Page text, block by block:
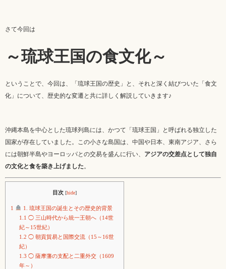
さて今回は
～琉球王国の食文化～
ということで、今回は、「琉球王国の歴史」と、それと深く結びついた「食文
化」について、歴史的な変遷と共に詳しく解説していきます♪
沖縄本島を中心とした琉球列島には、かつて「琉球王国」と呼ばれる独立した
国家が存在していました。この小さな島国は、中国や日本、東南アジア、さら
には朝鮮半島やヨーロッパとの交易を盛んに行い、 アジアの交差点として独自
の文化と食を築き上げました。
目次 [hide]
1
1. 琉球王国の誕生とその歴史的背景
1.1 ◯ 三山時代から統一王朝へ（14世
紀～15世紀）
1.2 ◯ 朝貢貿易と国際交流（15～16世
紀）
1.3 ◯ 薩摩藩の支配と二重外交（1609
年～）